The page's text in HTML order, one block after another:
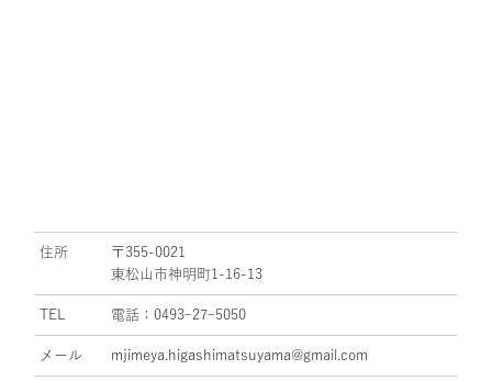
住所
〒355-0021
東松山市神明町1-16-13
TEL 電話：0493ｰ27ｰ5050
メール mjimeya.higashimatsuyama@gmail.com